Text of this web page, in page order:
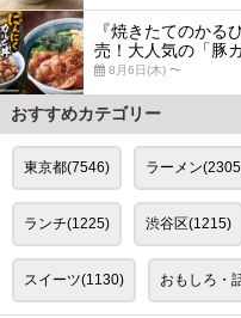
『焼きたてのかる
売！大人気の「豚
8月6日(木) 〜
おすすめカテゴリー
東京都(7546) ラーメン
ランチ(1225) 渋谷区(1215)
スイーツ(1130) おもしろ・